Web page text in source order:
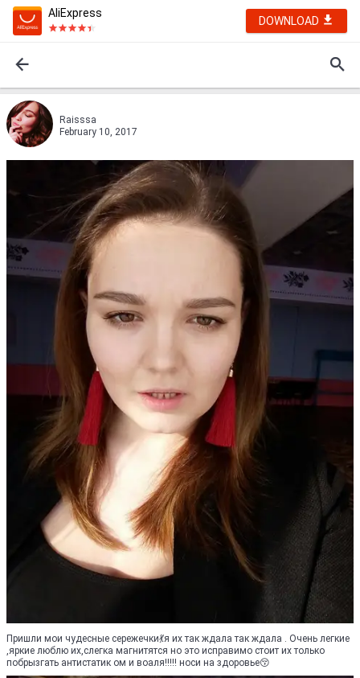
AliExpress
DOWNLOAD
Raisssa
February 10, 2017
Пришли мои чудесные сережечки💃я их так ждала так ждала . Очень легкие
,яркие люблю их,слегка магнитятся но это исправимо стоит их только
побрызгать антистатик ом и воаля!!!!! носи на здоровье😚